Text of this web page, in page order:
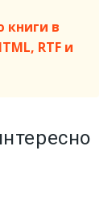
книги в
RTF и